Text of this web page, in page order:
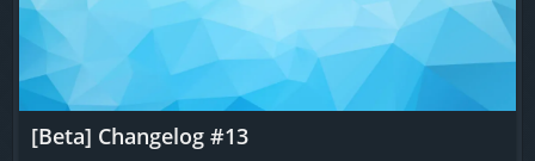
[Beta] Changelog #13